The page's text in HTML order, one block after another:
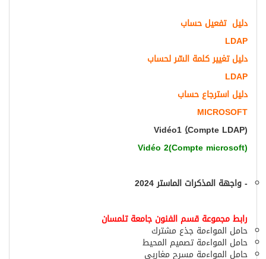
دليل تفعيل حساب
LDAP
دليل تغيير كلمة السّر لحساب
LDAP
دليل استرجاع حساب
MICROSOFT
Vidéo1 (ِCompte LDAP)
Vidéo 2(Compte microsoft)
- واجهة المذكرات الماستر 2024
رابط مجموعة قسم الفنون جامعة تلمسان
حامل المواءمة جذع مشترك
حامل المواءمة تصميم المحيط
حامل المواءمة مسرح مغاربي